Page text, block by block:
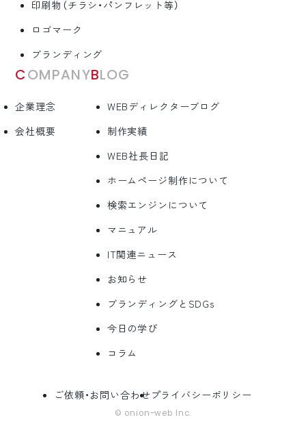
印刷物（チラシ・パンフレット等）
ロゴマーク
ブランディング
COMPANY
企業理念
会社概要
BLOG
WEBディレクターブログ
制作実績
WEB社長日記
ホームページ制作について
検索エンジンについて
マニュアル
IT関連ニュース
お知らせ
ブランディングとSDGs
今日の学び
コラム
ご依頼・お問い合わせ プライバシーポリシー
© onion-web Inc.